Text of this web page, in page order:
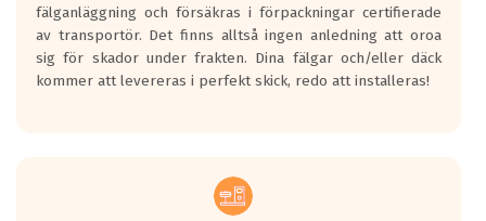
fälganläggning och försäkras i förpackningar certifierade
av transportör. Det finns alltså ingen anledning att oroa
sig för skador under frakten. Dina fälgar och/eller däck
kommer att levereras i perfekt skick, redo att installeras!